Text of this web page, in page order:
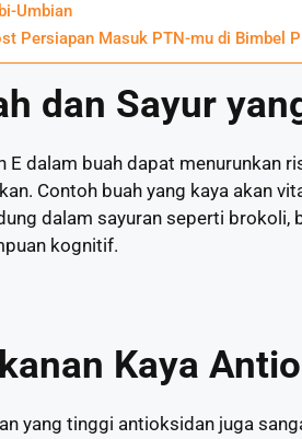
Umbian
Persiapan Masuk PTN-mu di Bimbel
dan Sayur
E dalam buah dapat menurunkan
Contoh buah yang kaya akan
dalam sayuran seperti brokoli,
kognitif.
Kaya
yang tinggi antioksidan juga